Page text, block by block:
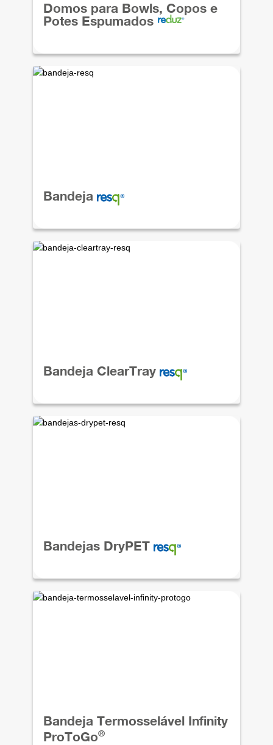
Domos para Bowls, Copos e
Potes Espumados
Bandeja
Bandeja ClearTray
Bandejas DryPET
Bandeja Termosselável Infinity
ProToGo®